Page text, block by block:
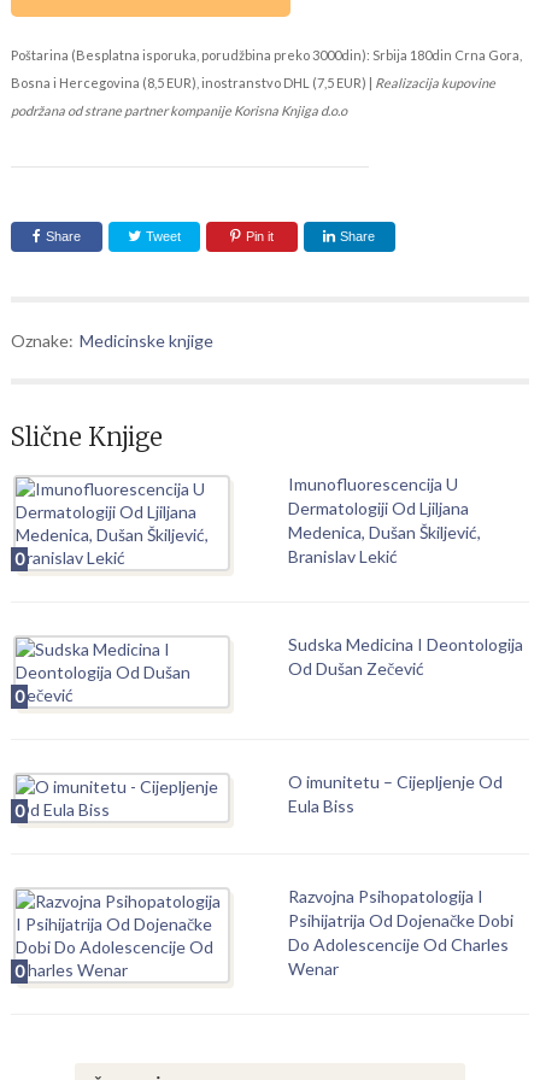
Poštarina (Besplatna isporuka, porudžbina preko 3000din): Srbija 180din Crna Gora,
Bosna i Hercegovina (8,5 EUR), inostranstvo DHL (7,5 EUR) | Realizacija kupovine
podržana od strane partner kompanije Korisna Knjiga d.o.o
Share Tweet Pin it Share
Oznake: Medicinske knjige
Slične Knjige
0
Imunofluorescencija U
Dermatologiji Od Ljiljana
Medenica, Dušan Škiljević,
Branislav Lekić
0
Sudska Medicina I Deontologija
Od Dušan Zečević
0
O imunitetu – Cijepljenje Od
Eula Biss
0
Razvojna Psihopatologija I
Psihijatrija Od Dojenačke Dobi
Do Adolescencije Od Charles
Wenar